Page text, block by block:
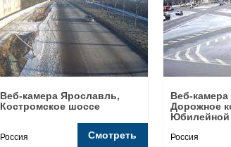
Веб-камера Ярославль,
Костромское шоссе
Россия Смотреть
Веб-
Дорожное
Россия